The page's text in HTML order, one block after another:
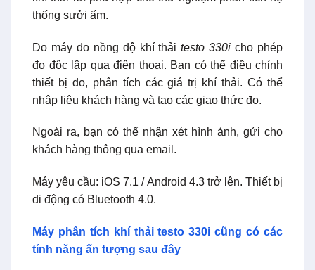
thống sưởi ấm.
Do máy đo nồng độ khí thải testo 330i cho phép
đo độc lập qua điện thoại. Bạn có thể điều chỉnh
thiết bị đo, phân tích các giá trị khí thải. Có thể
nhập liệu khách hàng và tạo các giao thức đo.
Ngoài ra, bạn có thể nhận xét hình ảnh, gửi cho
khách hàng thông qua email.
Máy yêu cầu: iOS 7.1 / Android 4.3 trở lên. Thiết bị
di động có Bluetooth 4.0.
Máy phân tích khí thải testo 330i cũng có các
tính năng ấn tượng sau đây